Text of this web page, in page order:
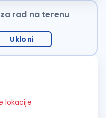
rad na terenu
Ukloni
lokacije